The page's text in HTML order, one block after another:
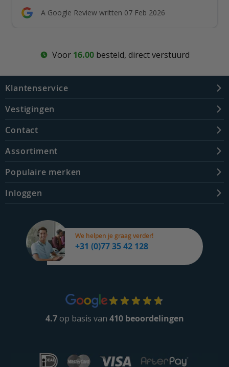
A Google Review written 07 Feb 2026
Voor16.00 besteld, direct verstuurd
Klantenservice
Vestigingen
Contact
Assortiment
Populaire merken
Inloggen
We helpen je graag verder!
+31 (0)77 35 42 128
4.7op basis van 410 beoordelingen